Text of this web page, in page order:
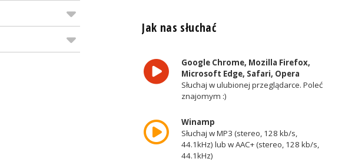
Jak nas słuchać
Google Chrome, Mozilla Firefox,
Microsoft Edge, Safari, Opera
Słuchaj w ulubionej przeglądarce. Poleć
znajomym :)
Winamp
Słuchaj w MP3 (stereo, 128 kb/s,
44.1kHz) lub w AAC+ (stereo, 128 kb/s,
44.1kHz)